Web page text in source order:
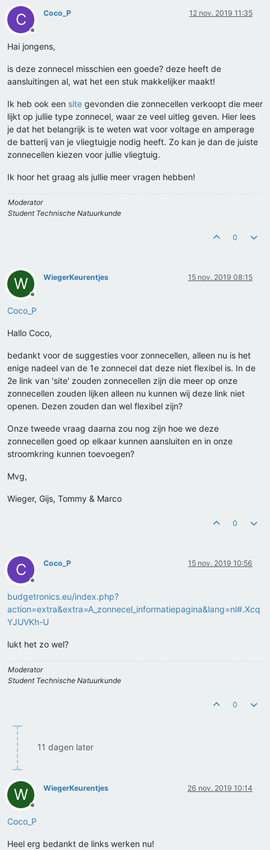
C
Offline
Coco_P 12 nov. 2019 11:35
Hai jongens,
is deze zonnecel misschien een goede? deze heeft de
aansluitingen al, wat het een stuk makkelijker maakt!
Ik heb ook een site gevonden die zonnecellen verkoopt die meer
lijkt op jullie type zonnecel, waar ze veel uitleg geven. Hier lees
je dat het belangrijk is te weten wat voor voltage en amperage
de batterij van je vliegtuigje nodig heeft. Zo kan je dan de juiste
zonnecellen kiezen voor jullie vliegtuig.
Ik hoor het graag als jullie meer vragen hebben!
Moderator
Student Technische Natuurkunde
0
W
Offline
WiegerKeurentjes 15 nov. 2019 08:15
Coco_P
Hallo Coco,
bedankt voor de suggesties voor zonnecellen, alleen nu is het
enige nadeel van de 1e zonnecel dat deze niet flexibel is. In de
2e link van 'site' zouden zonnecellen zijn die meer op onze
zonnecellen zouden lijken alleen nu kunnen wij deze link niet
openen. Dezen zouden dan wel flexibel zijn?
Onze tweede vraag daarna zou nog zijn hoe we deze
zonnecellen goed op elkaar kunnen aansluiten en in onze
stroomkring kunnen toevoegen?
Mvg,
Wieger, Gijs, Tommy & Marco
0
C
Offline
Coco_P 15 nov. 2019 10:56
budgetronics.eu/index.php?
action=extra&extra=A_zonnecel_informatiepagina&lang=nl#.Xcq
YJUVKh-U
lukt het zo wel?
Moderator
Student Technische Natuurkunde
0
11 dagen later
W
Offline
WiegerKeurentjes 26 nov. 2019 10:14
Coco_P
Heel erg bedankt de links werken nu!